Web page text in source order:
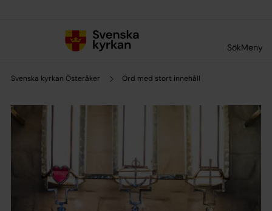
SökMeny
Svenska kyrkan Österåker Ord med stort innehåll